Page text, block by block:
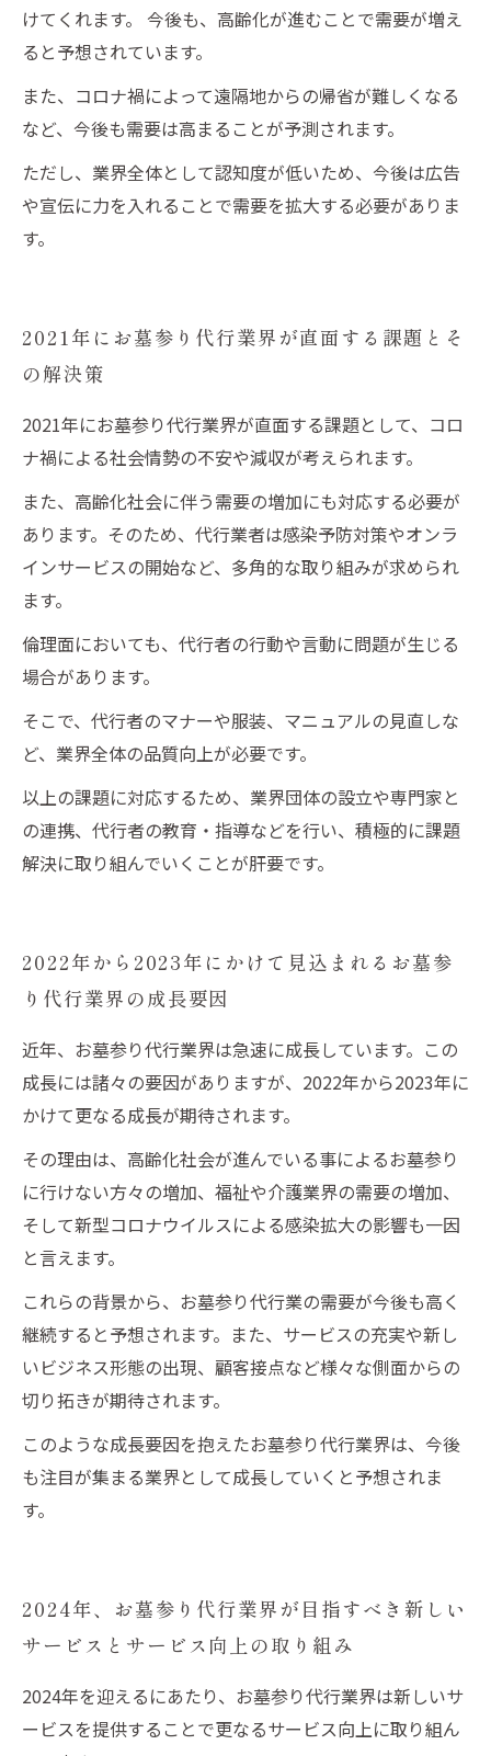
けてくれます。 今後も、高齢化が進むことで需要が増え
ると予想されています。
また、コロナ禍によって遠隔地からの帰省が難しくなる
など、今後も需要は高まることが予測されます。
ただし、業界全体として認知度が低いため、今後は広告
や宣伝に力を入れることで需要を拡大する必要がありま
す。
2021年にお墓参り代行業界が直面する課題とそ
の解決策
2021年にお墓参り代行業界が直面する課題として、コロ
ナ禍による社会情勢の不安や減収が考えられます。
また、高齢化社会に伴う需要の増加にも対応する必要が
あります。そのため、代行業者は感染予防対策やオンラ
インサービスの開始など、多角的な取り組みが求められ
ます。
倫理面においても、代行者の行動や言動に問題が生じる
場合があります。
そこで、代行者のマナーや服装、マニュアルの見直しな
ど、業界全体の品質向上が必要です。
以上の課題に対応するため、業界団体の設立や専門家と
の連携、代行者の教育・指導などを行い、積極的に課題
解決に取り組んでいくことが肝要です。
2022年から2023年にかけて見込まれるお墓参
り代行業界の成長要因
近年、お墓参り代行業界は急速に成長しています。この
成長には諸々の要因がありますが、2022年から2023年に
かけて更なる成長が期待されます。
その理由は、高齢化社会が進んでいる事によるお墓参り
に行けない方々の増加、福祉や介護業界の需要の増加、
そして新型コロナウイルスによる感染拡大の影響も一因
と言えます。
これらの背景から、お墓参り代行業の需要が今後も高く
継続すると予想されます。また、サービスの充実や新し
いビジネス形態の出現、顧客接点など様々な側面からの
切り拓きが期待されます。
このような成長要因を抱えたお墓参り代行業界は、今後
も注目が集まる業界として成長していくと予想されま
す。
2024年、お墓参り代行業界が目指すべき新しい
サービスとサービス向上の取り組み
2024年を迎えるにあたり、お墓参り代行業界は新しいサ
ービスを提供することで更なるサービス向上に取り組ん